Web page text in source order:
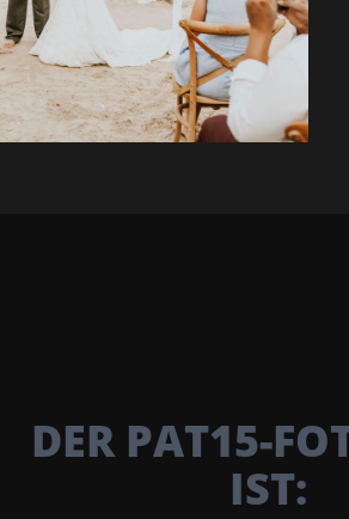
DER PAT15-
IST: